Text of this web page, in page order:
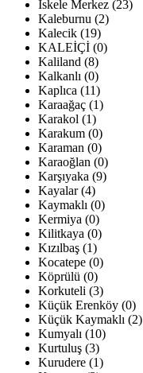
İskele Merkez (23)
Kaleburnu (2)
Kalecik (19)
KALEİÇİ (0)
Kaliland (8)
Kalkanlı (0)
Kaplıca (11)
Karaağaç (1)
Karakol (1)
Karakum (0)
Karaman (0)
Karaoğlan (0)
Karşıyaka (9)
Kayalar (4)
Kaymaklı (0)
Kermiya (0)
Kilitkaya (0)
Kızılbaş (1)
Kocatepe (0)
Köprülü (0)
Korkuteli (3)
Küçük Erenköy (0)
Küçük Kaymaklı (2)
Kumyalı (10)
Kurtuluş (3)
Kurudere (1)